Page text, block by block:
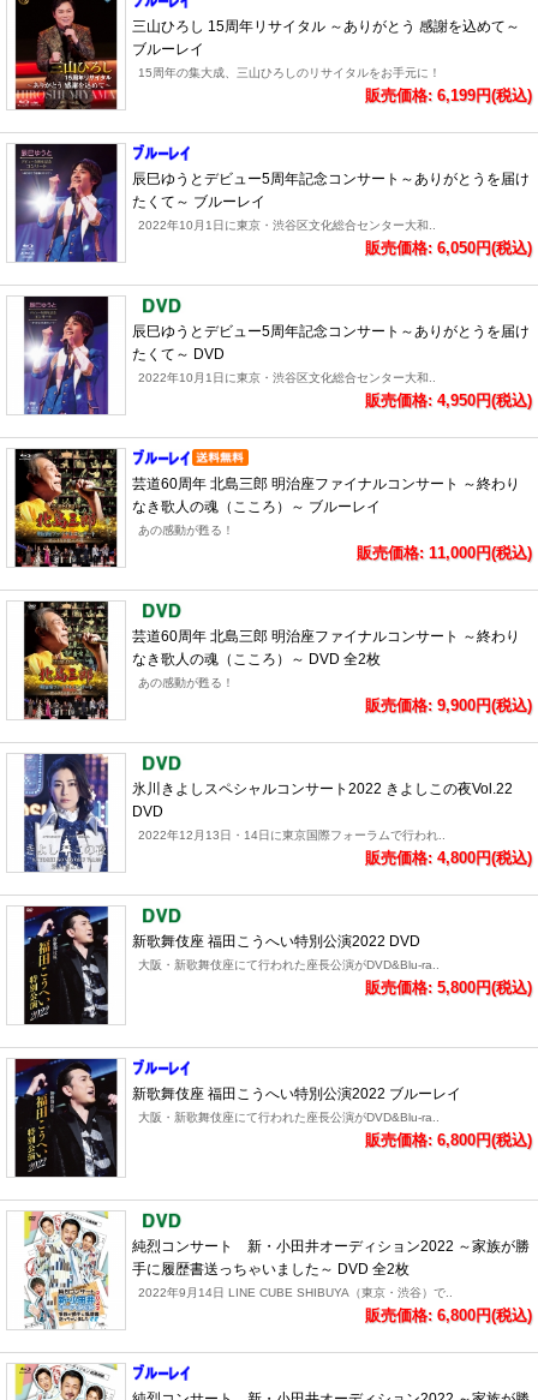
三山ひろし 15周年リサイタル ～ありがとう 感謝を込めて～
ブルーレイ
15周年の集大成、三山ひろしのリサイタルをお手元に！
販売価格: 6,199円(税込)
辰巳ゆうとデビュー5周年記念コンサート～ありがとうを届け
たくて～ ブルーレイ
2022年10月1日に東京・渋谷区文化総合センター大和..
販売価格: 6,050円(税込)
辰巳ゆうとデビュー5周年記念コンサート～ありがとうを届け
たくて～ DVD
2022年10月1日に東京・渋谷区文化総合センター大和..
販売価格: 4,950円(税込)
芸道60周年 北島三郎 明治座ファイナルコンサート ～終わり
なき歌人の魂（こころ）～ ブルーレイ
あの感動が甦る！
販売価格: 11,000円(税込)
芸道60周年 北島三郎 明治座ファイナルコンサート ～終わり
なき歌人の魂（こころ）～ DVD 全2枚
あの感動が甦る！
販売価格: 9,900円(税込)
氷川きよしスペシャルコンサート2022 きよしこの夜Vol.22
DVD
2022年12月13日・14日に東京国際フォーラムで行われ..
販売価格: 4,800円(税込)
新歌舞伎座 福田こうへい特別公演2022 DVD
大阪・新歌舞伎座にて行われた座長公演がDVD&Blu-ra..
販売価格: 5,800円(税込)
新歌舞伎座 福田こうへい特別公演2022 ブルーレイ
大阪・新歌舞伎座にて行われた座長公演がDVD&Blu-ra..
販売価格: 6,800円(税込)
純烈コンサート 新・小田井オーディション2022 ～家族が勝
手に履歴書送っちゃいました～ DVD 全2枚
2022年9月14日 LINE CUBE SHIBUYA（東京・渋谷）で..
販売価格: 6,800円(税込)